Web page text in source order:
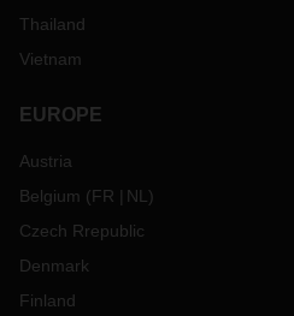
Thailand
Vietnam
EUROPE
Austria
Belgium (FR NL )
Czech Rrepublic
Denmark
Finland